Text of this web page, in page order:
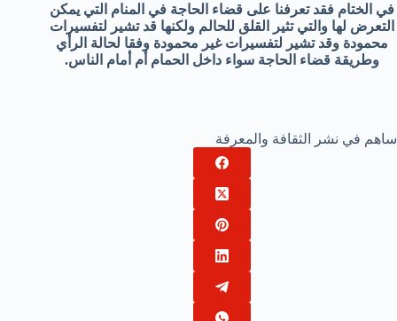
في الختام فقد تعرفنا على قضاء الحاجة في المنام التي يمكن
التعرض لها والتي تثير القلق للحالم ولكنها قد تشير لتفسيرات
محمودة وقد تشير لتفسيرات غير محمودة وفقا لحالة الرأي
وطريقة قضاء الحاجة سواء داخل الحمام أم أمام الناس.
ساهم في نشر الثقافة والمعرفة